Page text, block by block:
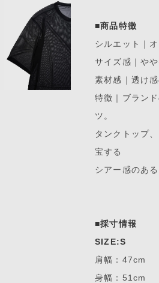
■商品特徴
シルエット｜
サイズ感｜や
素材感｜透け
特徴｜ブラン
ツ。
タンクトップ
宝する
シアー感のあ
■採寸情報
SIZE:S
肩幅：47cm
身幅：51cm